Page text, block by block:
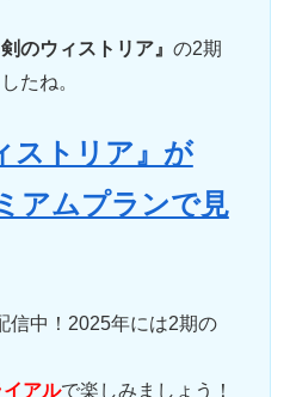
のウィストリア』 の2期
たね。
ストリア』が
アムプランで見
信中！2025年には2期の
アルで楽しみましょう！